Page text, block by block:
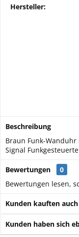
Hersteller:
Beschreibung
Braun Funk-Wanduhr
Signal
Bewertungen
0
Bewertungen lesen,
Kunden kauften auch
Kunden haben sich